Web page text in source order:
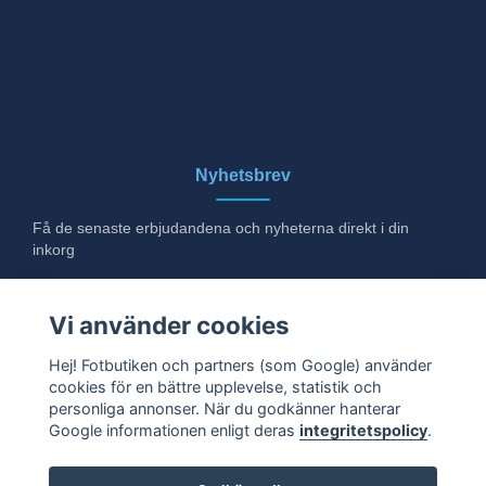
Nyhetsbrev
Få de senaste erbjudandena och nyheterna direkt i din
inkorg
Ja tack!
Vi använder cookies
Hej! Fotbutiken och partners (som Google) använder
cookies för en bättre upplevelse, statistik och
personliga annonser. När du godkänner hanterar
Google informationen enligt deras integritetspolicy.